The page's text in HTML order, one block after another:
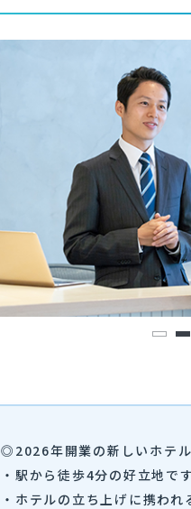
1 2
◎2026年開業の新しいホテ
・駅から徒歩4分の好立地で
・ホテルの立ち上げに携わ